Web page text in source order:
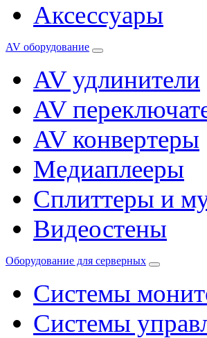
Аксессуары
AV оборудование
AV удлинители
AV
AV конвертеры
Медиаплееры
Сплиттеры и
Видеостены
Оборудование для серверных
Системы
Системы